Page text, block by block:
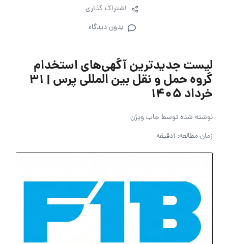
اشتراک گذاری
بدون دیدگاه
لیست جدیدترین آگهی‌های استخدام
گروه حمل و نقل بین المللی پرس | ۳۱
خرداد ۱۴۰۵
نوشته شده توسطجاب ویژن
زمان مطالعه: 1دقیقه